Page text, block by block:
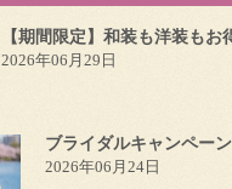
【期間限定】和装も洋装もお
2026年06月29日
ブライダルキャンペーン
2026年06月24日